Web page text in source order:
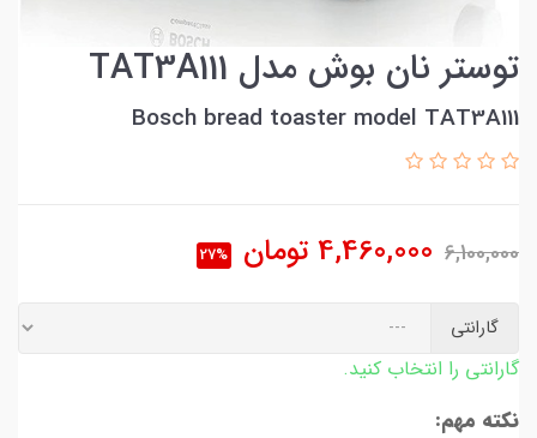
توستر نان بوش مدل TAT3A111
Bosch bread toaster model TAT3A111
6,100,000
4,460,000 تومان 27%
گارانتی
گارانتی را انتخاب کنید.
نکته مهم: